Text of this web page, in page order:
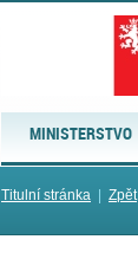
MINISTERSTVO
Titulní stránka Zpět